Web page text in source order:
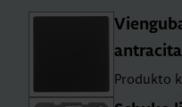
Produkto